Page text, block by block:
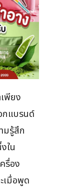
พียง
กแบรนด์
มรู้สึก
ใน
รื่อง
เมื่อพูด